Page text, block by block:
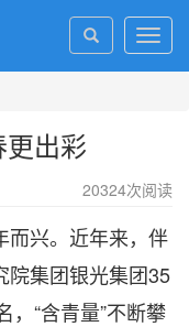
更出彩
20324次阅读
兴。近年来，伴
院集团银光集团35
，“含青量”不断攀